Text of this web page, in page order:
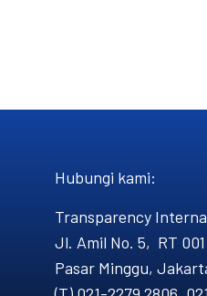
Hubungi kami​:
Transparency
Jl. Amil No. 5, RT
Pasar Minggu,